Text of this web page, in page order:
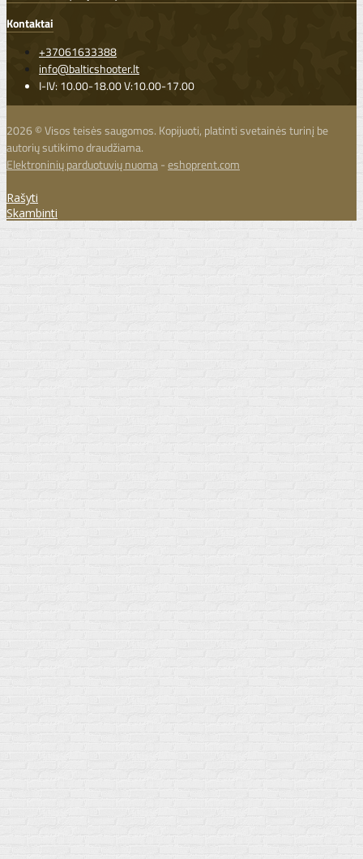
Kontaktai
+37061633388
info@balticshooter.lt
I-IV: 10.00-18.00 V:10.00-17.00
2026 © Visos teisės saugomos. Kopijuoti, platinti svetainės turinį be
autorių sutikimo draudžiama.
Elektroninių parduotuvių nuoma-eshoprent.com
Rašyti
Skambinti